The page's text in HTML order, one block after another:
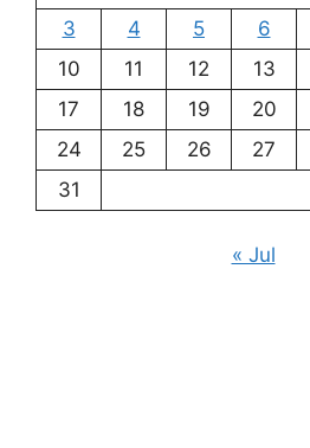
3 4 5 6
10
11 12 13
17
18 19 20
24
25 26 27
31
« Jul